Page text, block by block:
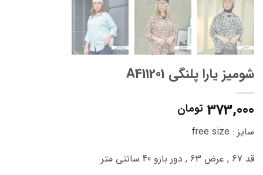
شومیز یارا پلنگی A411201
373,000 تومان
سایز : free size
قد 67 , عرض 63 , دور بازو 40 سانتی متر